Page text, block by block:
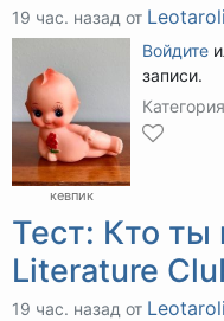
19 час. назад от Leotaroli
кевпик
Войдите
записи.
Тест: Кто ты
Literature
19 час. назад от Leotaroli